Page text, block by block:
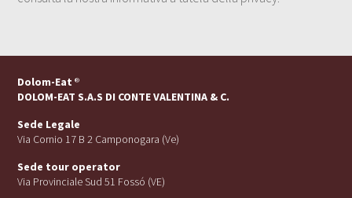
Dolom-Eat ®
DOLOM-EAT S.A.S DI CONTE VALENTINA & C.
Sede Legale
Via Cornio 17 B 2 Camponogara (Ve)
Sede tour operator
Via Provinciale Sud 51 Fossó (VE)